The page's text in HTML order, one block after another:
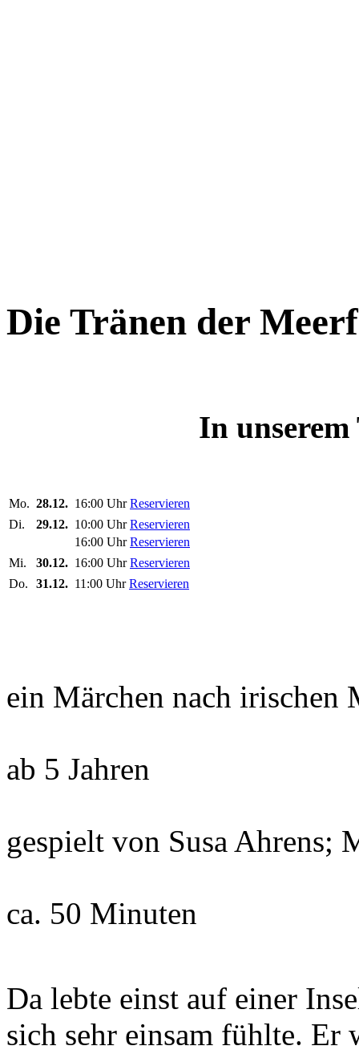
Die Tränen der
In
Mo. 28.12. 16:00 UhrReservieren
Di.
29.12. 10:00 UhrReservieren
16:00 UhrReservieren
Mi.
30.12. 16:00 UhrReservieren
Do.
31.12. 11:00 UhrReservieren
ein Märchen nach irischen
ab 5 Jahren
gespielt von Susa Ahrens;
ca. 50 Minuten
Da lebte einst auf einer
sich sehr einsam fühlte. Er